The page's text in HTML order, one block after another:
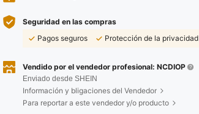
Seguridad en las compras
Pagos seguros
Protección de la privacidad
Vendido por el vendedor profesional: NCDIOP
Enviado desde SHEIN
Información y bligaciones del Vendedor
Para reportar a este vendedor y/o producto